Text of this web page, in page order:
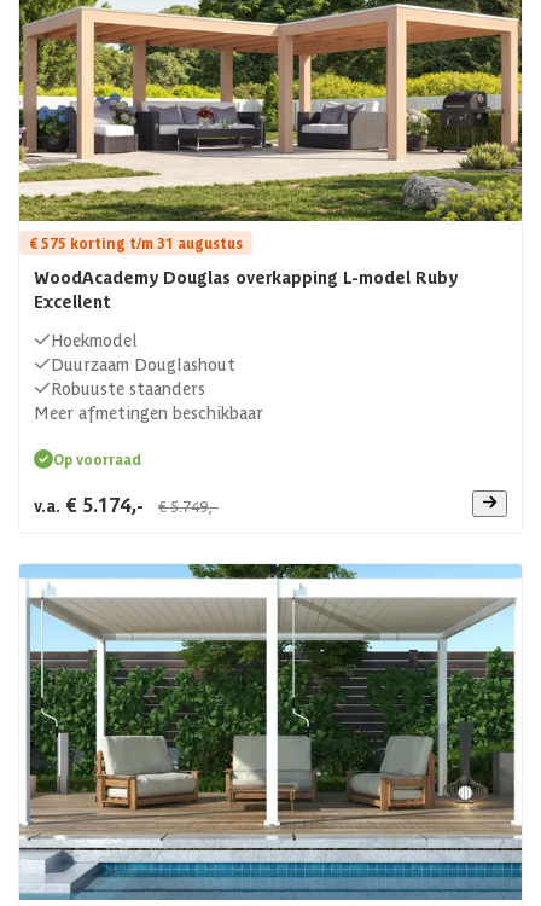
€ 575 korting t/m 31 augustus
WoodAcademy Douglas overkapping L-model Ruby
Excellent
Hoekmodel
Duurzaam Douglashout
Robuuste staanders
Meer afmetingen beschikbaar
Op voorraad
v.a. € 5.174,- € 5.749,-